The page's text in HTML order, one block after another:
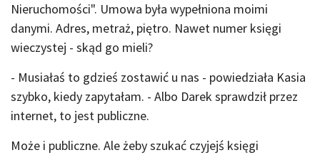
Nieruchomości". Umowa była wypełniona moimi
danymi. Adres, metraż, piętro. Nawet numer księgi
wieczystej - skąd go mieli?
- Musiałaś to gdzieś zostawić u nas - powiedziała Kasia
szybko, kiedy zapytałam. - Albo Darek sprawdził przez
internet, to jest publiczne.
Może i publiczne. Ale żeby szukać czyjejś księgi